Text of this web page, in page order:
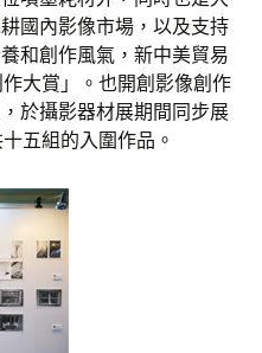
國內影像市場，以及支持
和創作風氣，新中美貿易
大賞」。也開創影像創作
於攝影器材展期間同步展
五組的入圍作品。